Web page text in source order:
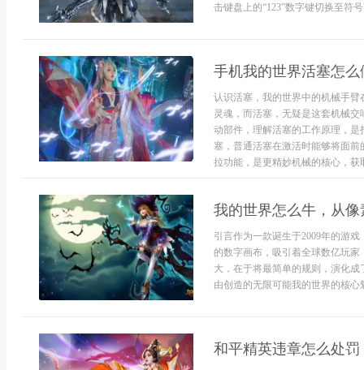
击键盘上的“123”数字键切换至符
手机我的世界活塞怎
认识活塞，我的世界中的机械手
灵魂，而活塞，无疑是这套机械
动部件，理解活塞的工作原理，
塞，普通活塞在激活时能够将面
拉功能，是更精妙机械的核心，获
我的世界怎么牛，从
引言作为一款诞生于2009年的游
的数字画布，吸引着全球数亿玩
大，在于将最简单的规则，演化
由创造的无限可能我的世界的核心
和平精英违章怎么处